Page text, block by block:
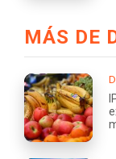
MÁS DE